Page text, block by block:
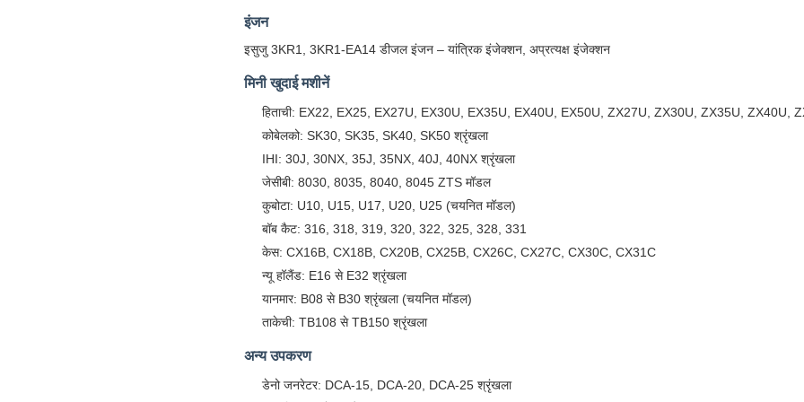
इंजन
इसुजु 3KR1, 3KR1-EA14 डीजल इंजन – यांत्रिक इंजेक्शन, अप्रत्यक्ष इंजेक्शन
मिनी खुदाई मशीनें
हिताची: EX22, EX25, EX27U, EX30U, EX35U, EX40U, EX50U, ZX27U, ZX30U, ZX35U, ZX40U,
कोबेलको: SK30, SK35, SK40, SK50 श्रृंखला
IHI: 30J, 30NX, 35J, 35NX, 40J, 40NX श्रृंखला
जेसीबी: 8030, 8035, 8040, 8045 ZTS मॉडल
कुबोटा: U10, U15, U17, U20, U25 (चयनित मॉडल)
बॉब कैट: 316, 318, 319, 320, 322, 325, 328, 331
केस: CX16B, CX18B, CX20B, CX25B, CX26C, CX27C, CX30C, CX31C
न्यू हॉलैंड: E16 से E32 श्रृंखला
यानमार: B08 से B30 श्रृंखला (चयनित मॉडल)
ताकेची: TB108 से TB150 श्रृंखला
अन्य उपकरण
डेनो जनरेटर: DCA-15, DCA-20, DCA-25 श्रृंखला